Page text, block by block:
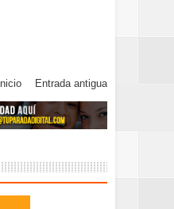
Entrada antigua
Inicio